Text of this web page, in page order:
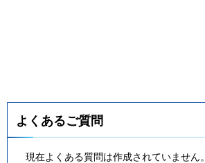
よくあるご質問
現在よくある質問は作成されていません。